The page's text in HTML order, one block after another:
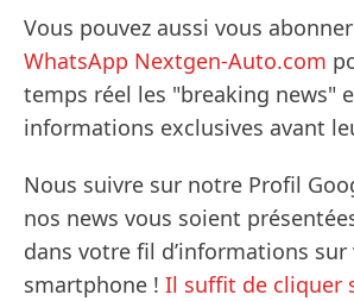
Vous pouvez aussi vous
WhatsApp Nextgen-Auto.com
temps réel les "breaking news"
informations exclusives avant
Nous suivre sur notre Profil
nos news vous soient
dans votre fil d’informations sur
smartphone ! Il suffit de cliquer